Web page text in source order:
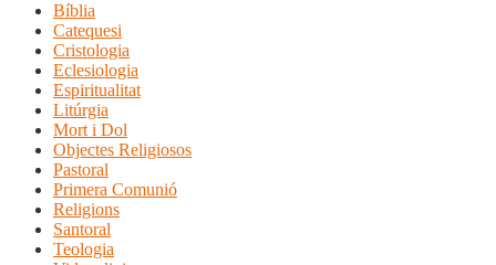
Bíblia
Catequesi
Cristologia
Eclesiologia
Espiritualitat
Litúrgia
Mort i Dol
Objectes Religiosos
Pastoral
Primera Comunió
Religions
Santoral
Teologia